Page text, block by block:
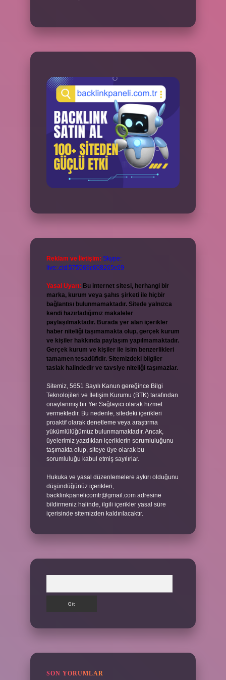
Reklam ve İletişim: Skype:
live:.cid.575569c608265c69
Yasal Uyarı: Bu internet sitesi, herhangi bir
marka, kurum veya şahıs şirketi ile hiçbir
bağlantısı bulunmamaktadır. Sitede yalnızca
kendi hazırladığımız makaleler
paylaşılmaktadır. Burada yer alan içerikler
haber niteliği taşımamakta olup, gerçek kurum
ve kişiler hakkında paylaşım yapılmamaktadır.
Gerçek kurum ve kişiler ile isim benzerlikleri
tamamen tesadüfidir. Sitemizdeki bilgiler
taslak halindedir ve tavsiye niteliği taşımazlar.
Sitemiz, 5651 Sayılı Kanun gereğince Bilgi
Teknolojileri ve İletişim Kurumu (BTK) tarafından
onaylanmış bir Yer Sağlayıcı olarak hizmet
vermektedir. Bu nedenle, sitedeki içerikleri
proaktif olarak denetleme veya araştırma
yükümlülüğümüz bulunmamaktadır. Ancak,
üyelerimiz yazdıkları içeriklerin sorumluluğunu
taşımakta olup, siteye üye olarak bu
sorumluluğu kabul etmiş sayılırlar.
Hukuka ve yasal düzenlemelere aykırı olduğunu
düşündüğünüz içerikleri,
backlinkpanelicomtr@gmail.com adresine
bildirmeniz halinde, ilgili içerikler yasal süre
içerisinde sitemizden kaldırılacaktır.
SON YORUMLAR